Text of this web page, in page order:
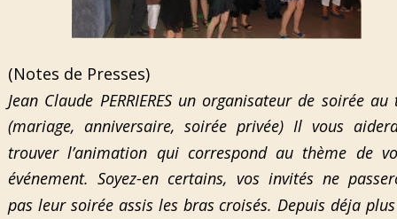
(Notes de Presses)
Jean Claude PERRIERES un organisateur de soirée au
(mariage, anniversaire, soirée privée) Il vous
trouver l’animation qui correspond au thème de
événement. Soyez-en certains, vos invités ne
pas leur soirée assis les bras croisés. Depuis déja